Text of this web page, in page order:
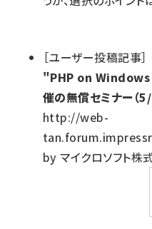
［ユーザー投稿記事］
"PHP on Windows
催の無償セミナー（5/
http://web-
by マイクロソフト株